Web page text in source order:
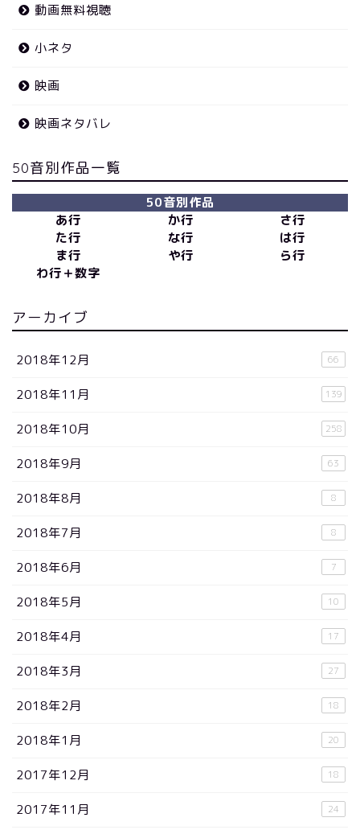
動画無料視聴
小ネタ
映画
映画ネタバレ
50音別作品一覧
50音別作品
あ行
か行
さ行
た行
な行
は行
ま行
や行
ら行
わ行＋数字
アーカイブ
2018年12月 66
2018年11月 139
2018年10月 258
2018年9月 63
2018年8月 8
2018年7月 8
2018年6月 7
2018年5月 10
2018年4月 17
2018年3月 27
2018年2月 18
2018年1月 20
2017年12月 18
2017年11月 24